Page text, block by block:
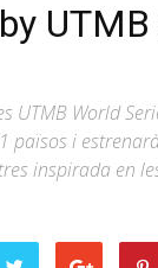
UTMB World
països i
inspirada en